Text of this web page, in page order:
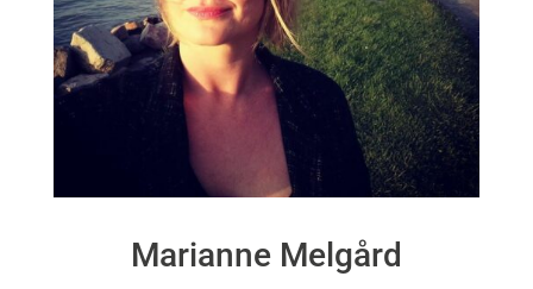
Marianne Melgård